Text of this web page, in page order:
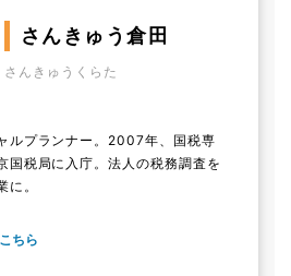
さんきゅう倉田
さんきゅうくらた
ルプランナー。2007年、国税専
国税局に入庁。法人の税務調査を
。
ちら